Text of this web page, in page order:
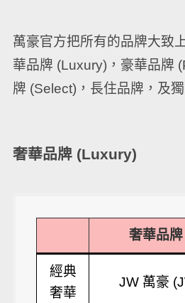
萬豪官方把所有的品牌大致
華品牌 (Luxury)，豪華品牌
牌 (Select)，長住品牌，及獨
奢華品牌 (Luxury)
奢華品
經典
奢華
JW 萬豪